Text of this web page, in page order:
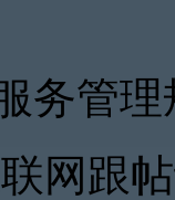
务管理
网跟